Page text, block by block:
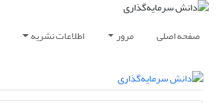
صفحه اصلی مرور اطلاعات نشریه